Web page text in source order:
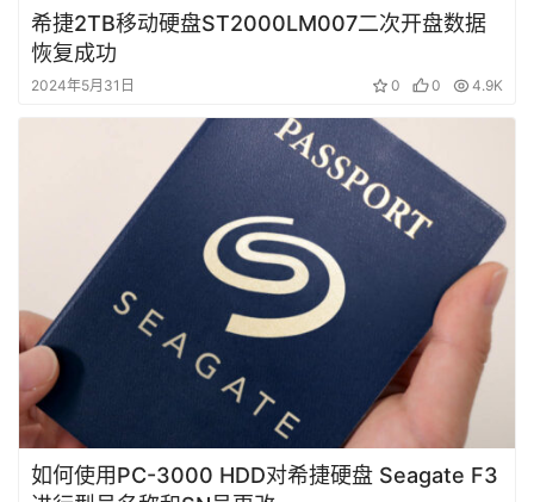
希捷2TB移动硬盘ST2000LM007二次开盘数据
恢复成功
2024年5月31日 0 0 4.9K
如何使用PC-3000 HDD对希捷硬盘 Seagate F3